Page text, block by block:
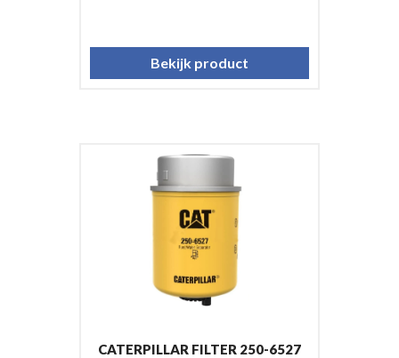
Bekijk product
CATERPILLAR FILTER 250-6527